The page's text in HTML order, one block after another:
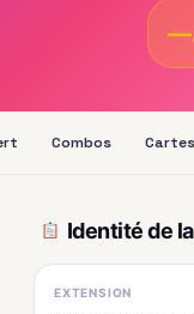
—
Combos
Identité de
EXTENSION